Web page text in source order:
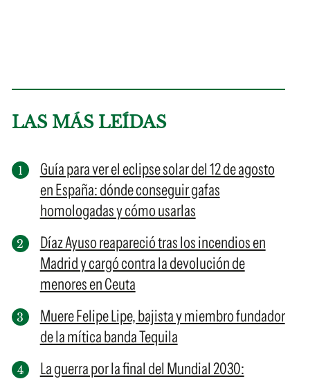
LAS MÁS LEÍDAS
Guía para ver el eclipse solar del 12 de agosto
en España: dónde conseguir gafas
homologadas y cómo usarlas
Díaz Ayuso reapareció tras los incendios en
Madrid y cargó contra la devolución de
menores en Ceuta
Muere Felipe Lipe, bajista y miembro fundador
de la mítica banda Tequila
La guerra por la final del Mundial 2030: